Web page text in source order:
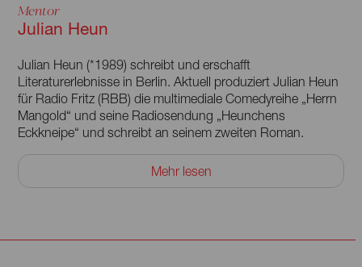
Mentor
Julian Heun
Julian Heun (*1989) schreibt und erschafft
Literaturerlebnisse in Berlin. Aktuell produziert Julian Heun
für Radio Fritz (RBB) die multimediale Comedyreihe „Herrn
Mangold“ und seine Radiosendung „Heunchens
Eckkneipe“ und schreibt an seinem zweiten Roman.
Der erste „Strawberry Fields Berlin“ erschien 2013 bei
Rowohlt Berlin. Er mag es, wenn sich Unterhaltsames und
Mehr lesen